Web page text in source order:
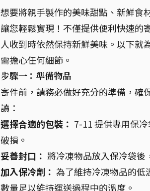
想要將親手製作的美味甜點、新鮮食
讓您輕鬆實現！不僅提供便利快速的
人收到時依然保持新鮮美味。以下
需擔心任何細節。
步驟一：準備物品
寄件前，請務必做好充分的準備，確
讀：
選擇合適的包裝： 7-11 提供專用保
破損。
妥善封口： 將冷凍物品放入保冷袋後
加入保冷劑： 為了維持冷凍物品的低
數量足以維持運送過程中的溫度。